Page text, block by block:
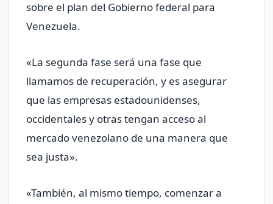
sobre el plan del Gobierno federal para
Venezuela.
«La segunda fase ​será una fase que
llamamos de recuperación, ‌y es asegurar
que las empresas estadounidenses,
occidentales y otras tengan acceso al
mercado venezolano de una manera que
sea justa».
«También, al mismo tiempo, comenzar a